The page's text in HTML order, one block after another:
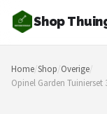
Shop
Zoeken
NAVIGATIE
Home/Shop/Overige/
Opinel Garden